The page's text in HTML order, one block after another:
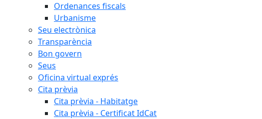
Ordenances fiscals
Urbanisme
Seu electrònica
Transparència
Bon govern
Seus
Oficina virtual exprés
Cita prèvia
Cita prèvia - Habitatge
Cita prèvia - Certificat IdCat